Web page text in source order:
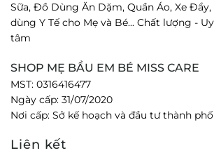
Sữa, Đồ Dùng Ăn Dặm, Quần Áo, Xe
dùng Y Tế cho Mẹ và Bé... Chất lượng -
tâm
SHOP MẸ BẦU EM BÉ MISS CARE
MST: 0316416477
Ngày cấp: 31/07/2020
Nơi cấp: Sở kế hoạch và đầu tư thành
Liên kết